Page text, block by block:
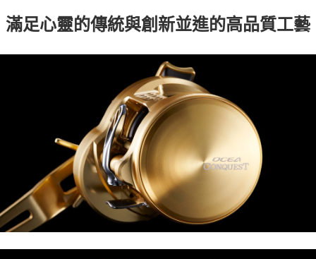
滿足心靈的傳統與創新並進的高品質工藝